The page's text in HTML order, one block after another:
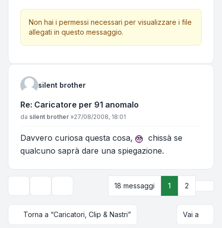
Non hai i permessi necessari per visualizzare i file
allegati in questo messaggio.
silent brother
Re: Caricatore per 91 anomalo
Messaggio
da silent brother »27/08/2008, 18:01
Davvero curiosa questa cosa,
chissà se
qualcuno saprà dare una spiegazione.
Opzioni di visualizzazione e ordinamento
18 messaggi 1 2
Torna a “Caricatori, Clip & Nastri” Vai a